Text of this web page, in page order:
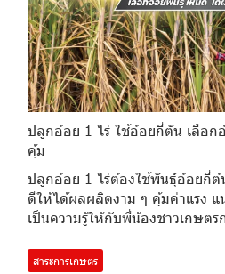
ปลูกอ้อย 1 ไร่ ใช้อ้อยกี่ตัน เลือ
คุ้ม
ปลูกอ้อย 1 ไร่ต้องใช้พันธุ์อ้อยกี่
ดีให้ได้ผลผลิตงาม ๆ คุ้มค่าแรง
เป็นความรู้ให้กับพี่น้องชาวเกษตร
สาระการเกษตร